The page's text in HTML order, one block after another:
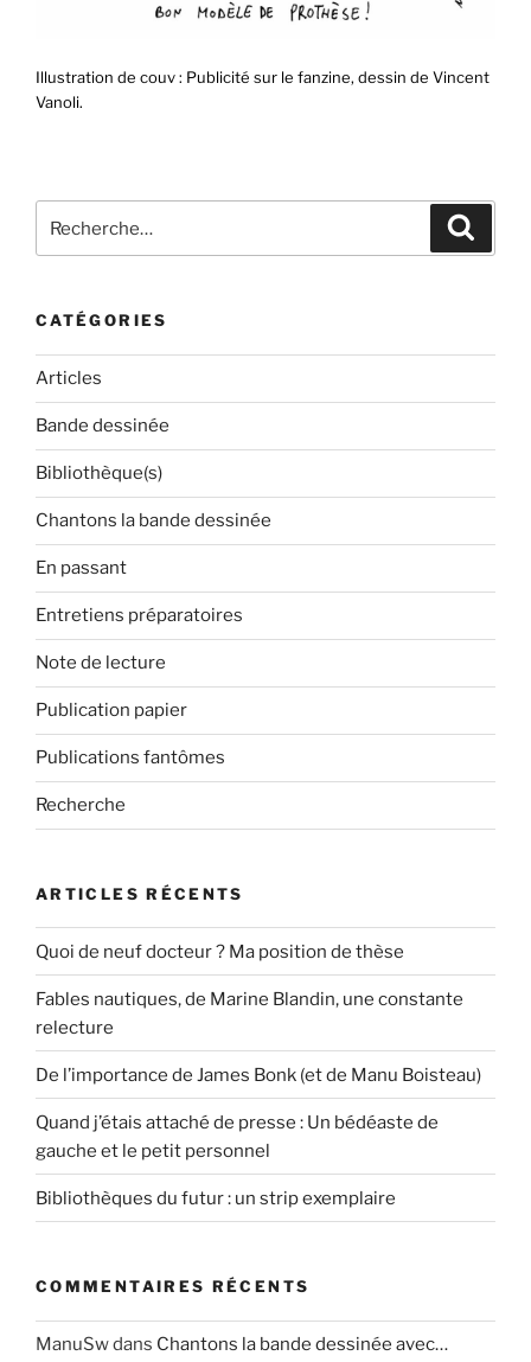
Illustration de couv : Publicité sur le fanzine, dessin de Vincent
Vanoli.
pour
CATÉGORIES
Articles
Bande dessinée
Bibliothèque(s)
Chantons la bande dessinée
En passant
Entretiens préparatoires
Note de lecture
Publication papier
Publications fantômes
Recherche
ARTICLES RÉCENTS
Quoi de neuf docteur ? Ma position de thèse
Fables nautiques, de Marine Blandin, une constante
relecture
De l’importance de James Bonk (et de Manu Boisteau)
Quand j’étais attaché de presse : Un bédéaste de
gauche et le petit personnel
Bibliothèques du futur : un strip exemplaire
COMMENTAIRES RÉCENTS
ManuSwdans Chantons la bande dessinée avec…